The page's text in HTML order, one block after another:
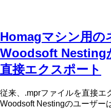
Homagマシン用
Woodsoft Nesting
直接エクスポート
従来、.mprファイルを直接エ
Woodsoft Nestingのユーザー